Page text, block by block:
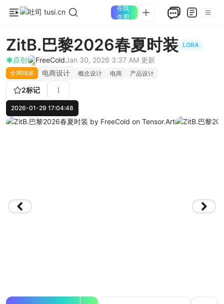
在线
生图
ZitB.巴黎2026春夏时装 LORA
原创 FreeColdJan 30, 2026 3:37 AM 更新
全网独家 电商设计 概念设计 电商 产品设计
2标记
2026-01-29 17:04:48